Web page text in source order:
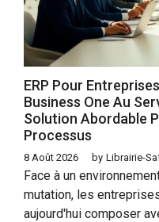
ERP Pour
Business One Au
Solution Abordable
Processus
8 Août 2026 by Librairie-
Face à un
mutation, les
aujourd'hui composer